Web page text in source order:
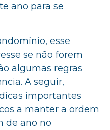
ano para se
esse
se não forem
algumas regras
A seguir,
importantes
a manter a ordem
de ano no